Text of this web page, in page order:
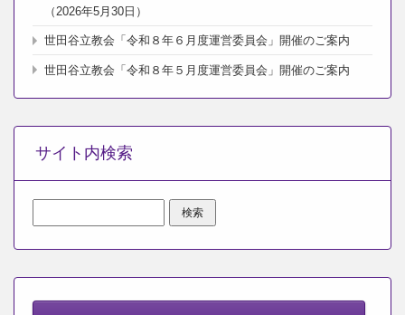
（2026年5月30日）
世田谷立教会「令和８年６月度運営委員会」開催のご案内
世田谷立教会「令和８年５月度運営委員会」開催のご案内
サイト内検索
索: